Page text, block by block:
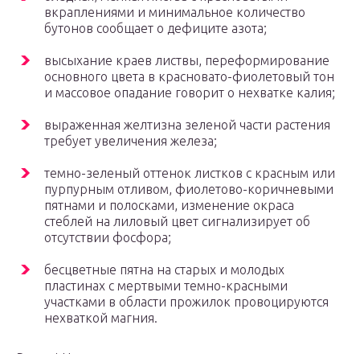
вкраплениями и минимальное количество
бутонов сообщает о дефиците азота;
высыхание краев листвы, переформирование
основного цвета в красновато-фиолетовый тон
и массовое опадание говорит о нехватке калия;
выраженная желтизна зеленой части растения
требует увеличения железа;
темно-зеленый оттенок листков с красным или
пурпурным отливом, фиолетово-коричневыми
пятнами и полосками, изменение окраса
стеблей на лиловый цвет сигнализирует об
отсутствии фосфора;
бесцветные пятна на старых и молодых
пластинах с мертвыми темно-красными
участками в области прожилок провоцируются
нехваткой магния.